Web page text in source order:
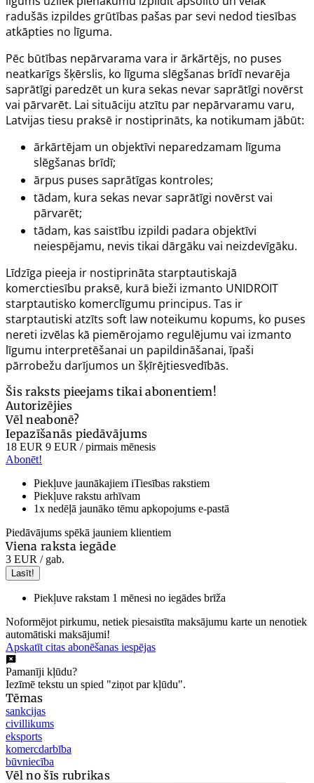
radušās izpildes grūtības pašas par sevi nedod tiesības
atkāpties no līguma.
Pēc būtības nepārvarama vara ir ārkārtējs, no puses
neatkarīgs šķērslis, ko līguma slēgšanas brīdī nevarēja
saprātīgi paredzēt un kura sekas nevar saprātīgi novērst
vai pārvarēt. Lai situāciju atzītu par nepārvaramu varu,
Latvijas tiesu praksē ir nostiprināts, ka notikumam jābūt:
ārkārtējam un objektīvi neparedzamam līguma
slēgšanas brīdī;
ārpus puses saprātīgas kontroles;
tādam, kura sekas nevar saprātīgi novērst vai
pārvarēt;
tādam, kas saistību izpildi padara objektīvi
neiespējamu, nevis tikai dārgāku vai neizdevīgāku.
Līdzīga pieeja ir nostiprināta starptautiskajā
komerctiesību praksē, kurā bieži izmanto UNIDROIT
starptautisko komerclīgumu principus. Tas ir
starptautiski atzīts soft law noteikumu kopums, ko puses
nereti izvēlas kā piemērojamo regulējumu vai izmanto
līgumu interpretēšanai un papildināšanai, īpaši
pārrobežu darījumos un šķīrējtiesvedībās.
Šis raksts pieejams tikai abonentiem!
Autorizējies
Vēl neabonē?
Iepazīšanās piedāvājums
18 EUR 9 EUR / pirmais mēnesis
Abonēt!
Piekļuve jaunākajiem iTiesības rakstiem
Piekļuve rakstu arhīvam
1x nedēļā jaunāko tēmu apkopojums e-pastā
Piedāvājums spēkā jauniem klientiem
Viena raksta iegāde
3 EUR / gab.
Lasīt!
Piekļuve rakstam 1 mēnesi no iegādes brīža
Noformējot pirkumu, netiek piesaistīta maksājumu karte un nenotiek
automātiski maksājumi!
Apskatīt citas abonēšanas iespējas
Pamanīji kļūdu?
Iezīmē tekstu un spied "ziņot par kļūdu".
Tēmas
sankcijas
civillikums
eksports
komercdarbība
būvniecība
Vēl no šīs rubrikas